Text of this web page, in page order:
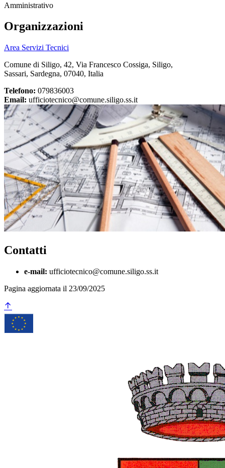
Amministrativo
Organizzazioni
Area Servizi Tecnici
Comune di Siligo, 42, Via Francesco Cossiga, Siligo,
Sassari, Sardegna, 07040, Italia
Telefono: 079836003
Email: ufficiotecnico@comune.siligo.ss.it
Contatti
e-mail: ufficiotecnico@comune.siligo.ss.it
Pagina aggiornata il 23/09/2025